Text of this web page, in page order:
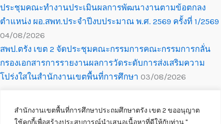
สำนักงานเขตพื้นที่การศึกษาประถมศึกษาตรัง เขต 2 ขออนุญาต
ใช้คุกกี้เพื่อสร้างประสบการณ์นำเสนอเนื้อหาที่ดีให้กับท่าน ''
ประชุมคณะทำงานประเมินผลการพัฒนางานตามข้อตกลง
ตำแหน่ง ผอ.สพท.ประจำปีงบประมาณ พ.ศ. 2569 ครั้งที่ 1/2569
04/08/2026
สพป.ตรัง เขต 2 จัดประชุมคณะกรรมการคณะกรรมการกลั่น
กรองเอกสารการรายงานผลการวัดระดับการส่งเสริมความ
โปร่งใสในสำนักงานเขตพื้นที่การศึกษา 03/08/2026